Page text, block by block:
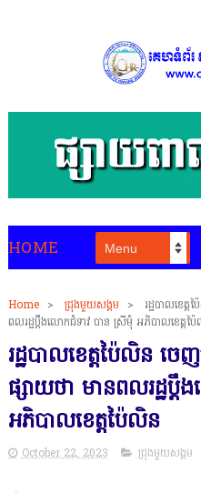
HOME
Home > ជ្រុងមួយសង្គម >
រដ្ឋបាលខេត្
ពលរដ្ឋប្តឹងលោកជំទាវ បាន ស្រីមុំ អភិបាលខេត្តប៉
រដ្ឋបាលខេត្តប៉ៃលិន ចេ
ផ្សាយថា មានពលរដ្ឋប្
អភិបាលខេត្តប៉ៃលិន
October 22, 2023 ជ្រុងមួយសង្គម